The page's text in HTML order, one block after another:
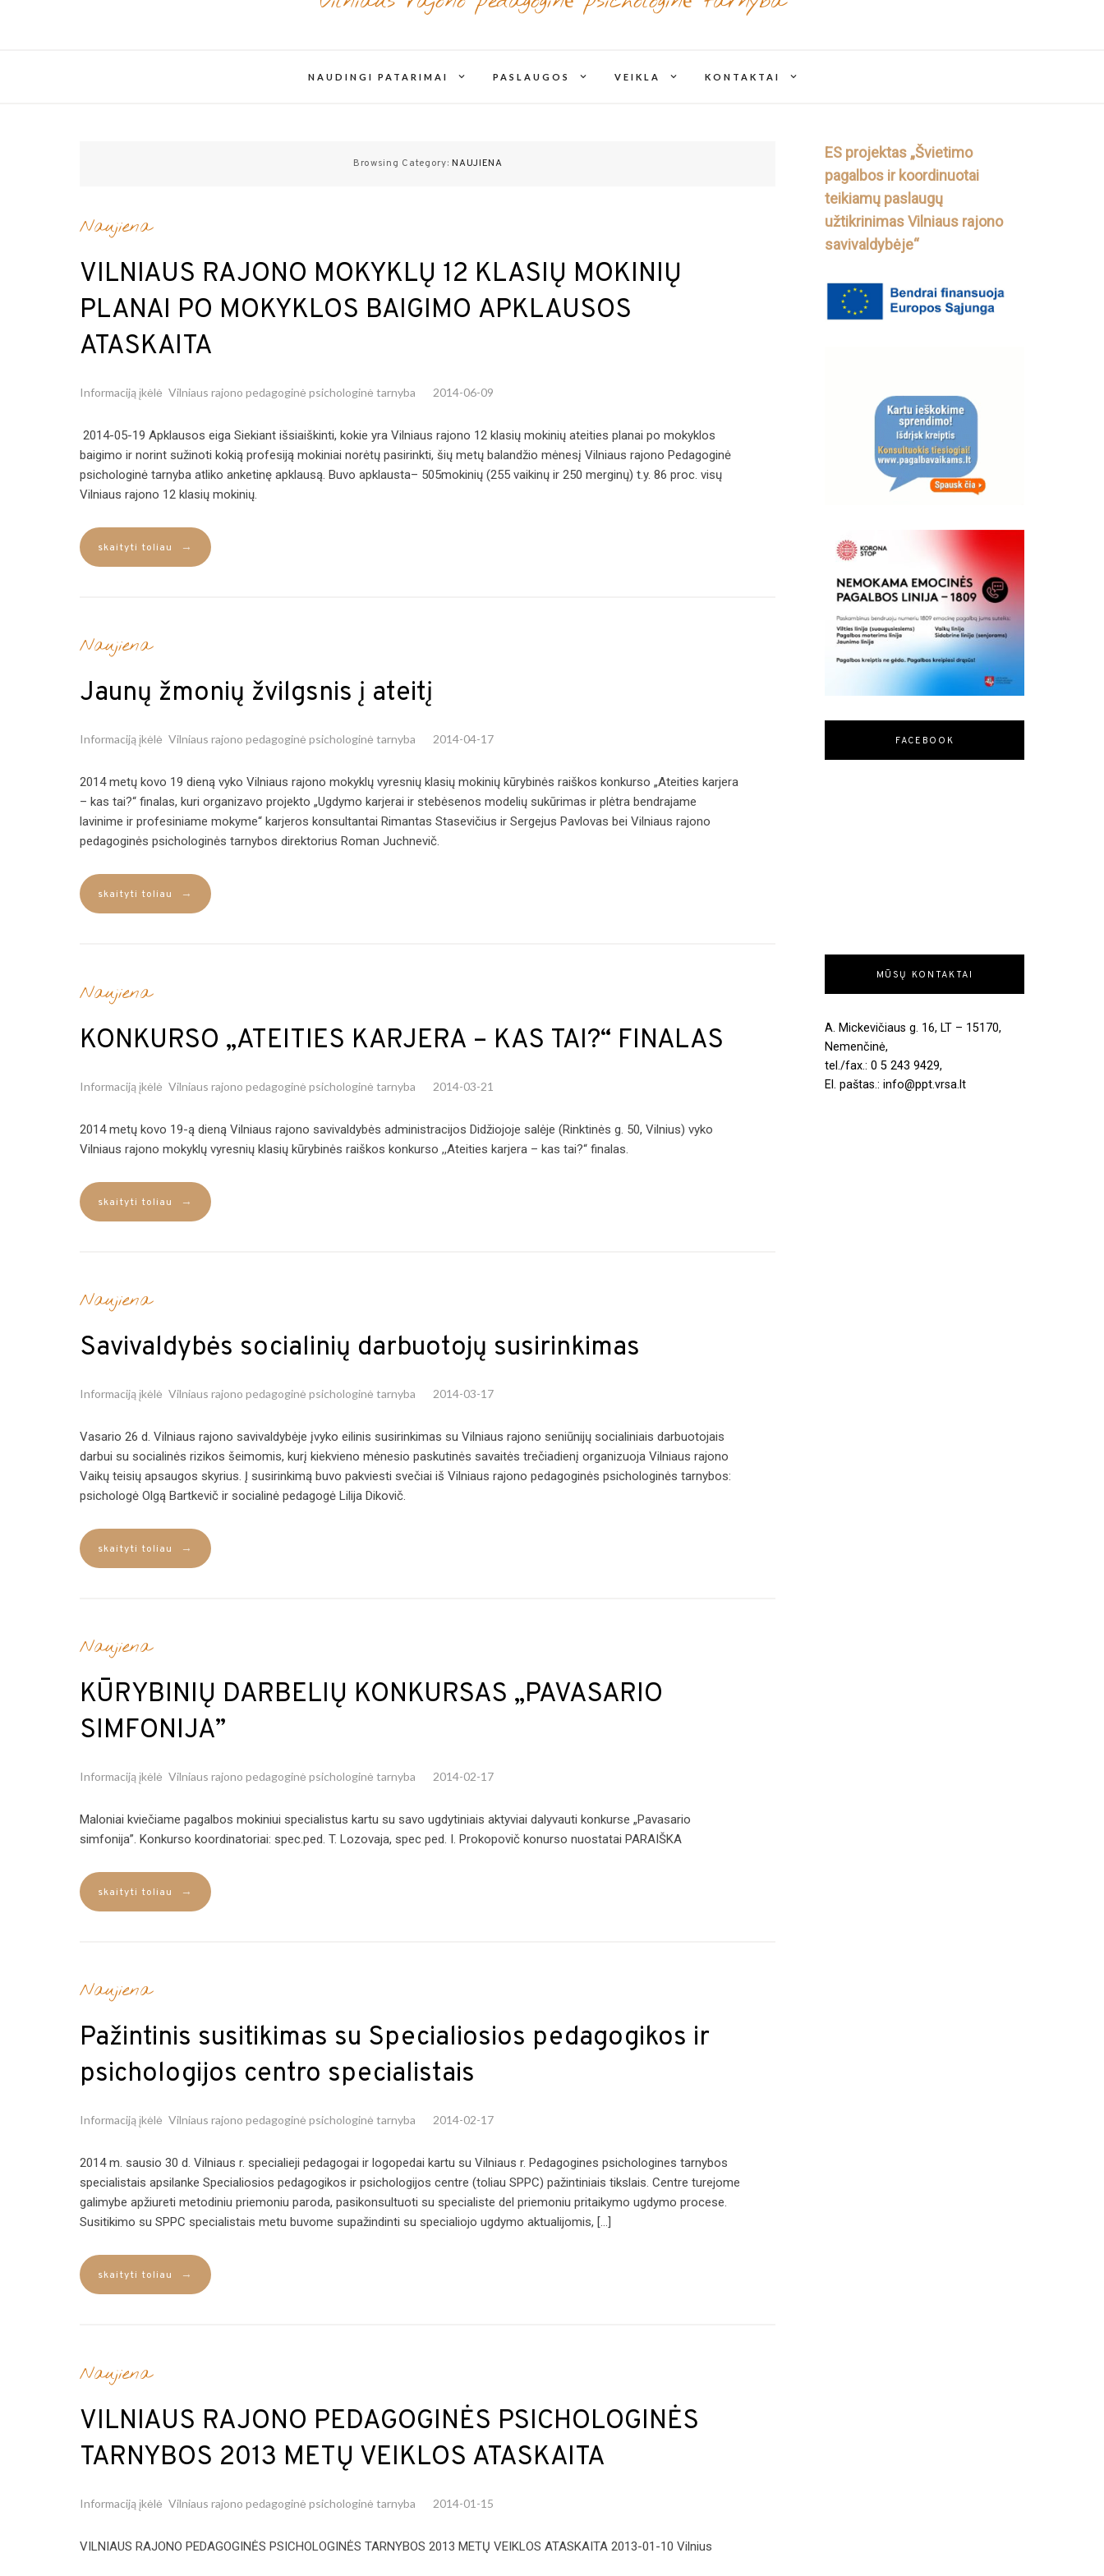
NAUDINGI PATARIMAI
childPASLAUGOS
childVEIKLA
childKONTAKTAI
child
Browsing Category:NAUJIENA
Naujiena
VILNIAUS RAJONO MOKYKLŲ 12 KLASIŲ MOKINIŲ
PLANAI PO MOKYKLOS BAIGIMO APKLAUSOS
ATASKAITA
Informaciją įkėlė Vilniaus rajono pedagoginė psichologinė tarnyba 2014-06-09
2014-05-19 Apklausos eiga Siekiant išsiaiškinti, kokie yra Vilniaus rajono 12 klasių mokinių ateities planai po mokyklos
baigimo ir norint sužinoti kokią profesiją mokiniai norėtų pasirinkti, šių metų balandžio mėnesį Vilniaus rajono Pedagoginė
psichologinė tarnyba atliko anketinę apklausą. Buvo apklausta– 505mokinių (255 vaikinų ir 250 merginų) t.y. 86 proc. visų
Vilniaus rajono 12 klasių mokinių.
skaityti toliau →
Naujiena
Jaunų žmonių žvilgsnis į ateitį
Informaciją įkėlė Vilniaus rajono pedagoginė psichologinė tarnyba 2014-04-17
2014 metų kovo 19 dieną vyko Vilniaus rajono mokyklų vyresnių klasių mokinių kūrybinės raiškos konkurso „Ateities karjera
– kas tai?“ finalas, kuri organizavo projekto „Ugdymo karjerai ir stebėsenos modelių sukūrimas ir plėtra bendrajame
lavinime ir profesiniame mokyme“ karjeros konsultantai Rimantas Stasevičius ir Sergejus Pavlovas bei Vilniaus rajono
pedagoginės psichologinės tarnybos direktorius Roman Juchnevič.
skaityti toliau →
Naujiena
KONKURSO „ATEITIES KARJERA – KAS TAI?“ FINALAS
Informaciją įkėlė Vilniaus rajono pedagoginė psichologinė tarnyba 2014-03-21
2014 metų kovo 19-ą dieną Vilniaus rajono savivaldybės administracijos Didžiojoje salėje (Rinktinės g. 50, Vilnius) vyko
Vilniaus rajono mokyklų vyresnių klasių kūrybinės raiškos konkurso ,,Ateities karjera – kas tai?“ finalas.
skaityti toliau →
Naujiena
Savivaldybės socialinių darbuotojų susirinkimas
Informaciją įkėlė Vilniaus rajono pedagoginė psichologinė tarnyba 2014-03-17
Vasario 26 d. Vilniaus rajono savivaldybėje įvyko eilinis susirinkimas su Vilniaus rajono seniūnijų socialiniais darbuotojais
darbui su socialinės rizikos šeimomis, kurį kiekvieno mėnesio paskutinės savaitės trečiadienį organizuoja Vilniaus rajono
Vaikų teisių apsaugos skyrius. Į susirinkimą buvo pakviesti svečiai iš Vilniaus rajono pedagoginės psichologinės tarnybos:
psichologė Olgą Bartkevič ir socialinė pedagogė Lilija Dikovič.
skaityti toliau →
Naujiena
KŪRYBINIŲ DARBELIŲ KONKURSAS „PAVASARIO
SIMFONIJA”
Informaciją įkėlė Vilniaus rajono pedagoginė psichologinė tarnyba 2014-02-17
Maloniai kviečiame pagalbos mokiniui specialistus kartu su savo ugdytiniais aktyviai dalyvauti konkurse „Pavasario
simfonija”. Konkurso koordinatoriai: spec.ped. T. Lozovaja, spec ped. I. Prokopovič konurso nuostatai PARAIŠKA
skaityti toliau →
Naujiena
Pažintinis susitikimas su Specialiosios pedagogikos ir
psichologijos centro specialistais
Informaciją įkėlė Vilniaus rajono pedagoginė psichologinė tarnyba 2014-02-17
2014 m. sausio 30 d. Vilniaus r. specialieji pedagogai ir logopedai kartu su Vilniaus r. Pedagogines psichologines tarnybos
specialistais apsilanke Specialiosios pedagogikos ir psichologijos centre (toliau SPPC) pažintiniais tikslais. Centre turejome
galimybe apžiureti metodiniu priemoniu paroda, pasikonsultuoti su specialiste del priemoniu pritaikymo ugdymo procese.
Susitikimo su SPPC specialistais metu buvome supažindinti su specialiojo ugdymo aktualijomis, […]
skaityti toliau →
Naujiena
VILNIAUS RAJONO PEDAGOGINĖS PSICHOLOGINĖS
TARNYBOS 2013 METŲ VEIKLOS ATASKAITA
Informaciją įkėlė Vilniaus rajono pedagoginė psichologinė tarnyba 2014-01-15
VILNIAUS RAJONO PEDAGOGINĖS PSICHOLOGINĖS TARNYBOS 2013 METŲ VEIKLOS ATASKAITA 2013-01-10 Vilnius
ES projektas „Švietimo
pagalbos ir koordinuotai
teikiamų paslaugų
užtikrinimas Vilniaus rajono
savivaldybėje“
FACEBOOK
MŪSŲ KONTAKTAI
A. Mickevičiaus g. 16, LT – 15170,
Nemenčinė,
tel./fax.: 0 5 243 9429,
El. paštas.: info@ppt.vrsa.lt